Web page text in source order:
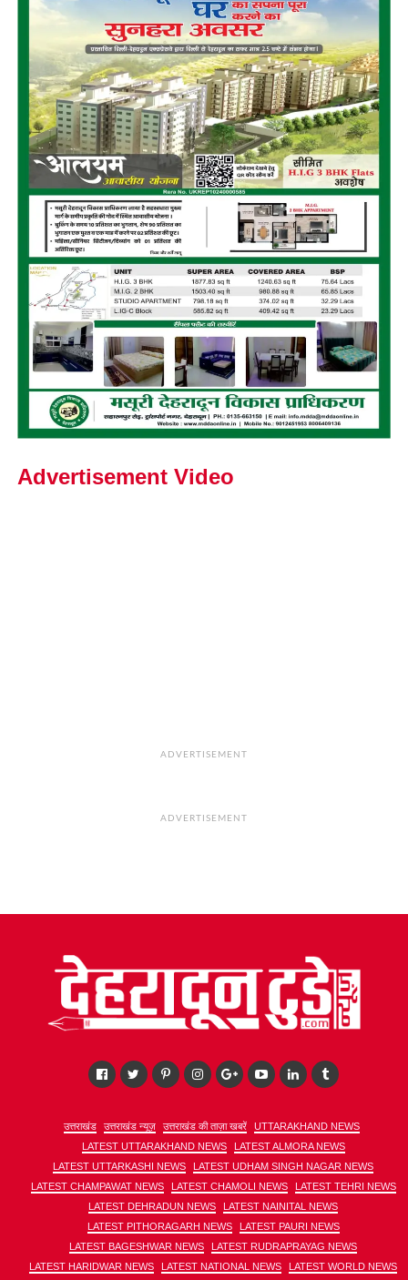
Advertisement Video
ADVERTISEMENT
ADVERTISEMENT
उत्तराखंड उत्तराखंड न्यूज़ उत्तराखंड की ताज़ा खबरें
UTTARAKHAND NEWS
LATEST UTTARAKHAND NEWS
LATEST ALMORA NEWS
LATEST UTTARKASHI NEWS
LATEST UDHAM SINGH NAGAR NEWS
LATEST CHAMPAWAT NEWS
LATEST CHAMOLI NEWS
LATEST TEHRI NEWS
LATEST DEHRADUN NEWS
LATEST NAINITAL NEWS
LATEST PITHORAGARH NEWS
LATEST PAURI NEWS
LATEST BAGESHWAR NEWS
LATEST RUDRAPRAYAG NEWS
LATEST HARIDWAR NEWS
LATEST NATIONAL NEWS LATEST WORLD NEWS